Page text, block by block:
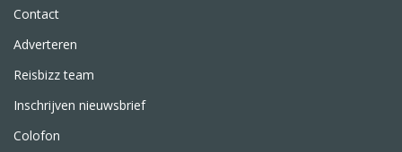
Contact
Adverteren
Reisbizz team
Inschrijven nieuwsbrief
Colofon